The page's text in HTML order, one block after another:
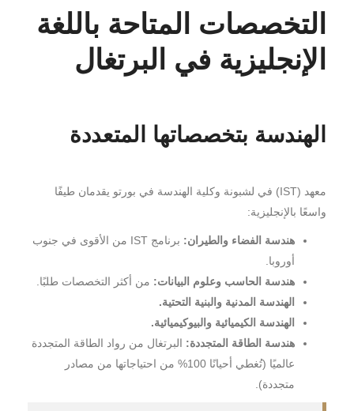
التخصصات المتاحة باللغة
الإنجليزية في البرتغال
الهندسة بتخصصاتها المتعددة
معهد (IST) في لشبونة وكلية الهندسة في بورتو يقدمان طيفًا
واسعًا بالإنجليزية:
هندسة الفضاء والطيران:
برنامج IST من الأقوى في جنوب
أوروبا.
هندسة الحاسب وعلوم البيانات: من أكثر التخصصات طلبًا.
الهندسة المدنية والبنية التحتية.
الهندسة الكيميائية والبيوكيميائية.
هندسة الطاقة المتجددة: البرتغال من رواد الطاقة المتجددة
عالميًا (تُغطي أحيانًا 100% من احتياجاتها من مصادر
متجددة).